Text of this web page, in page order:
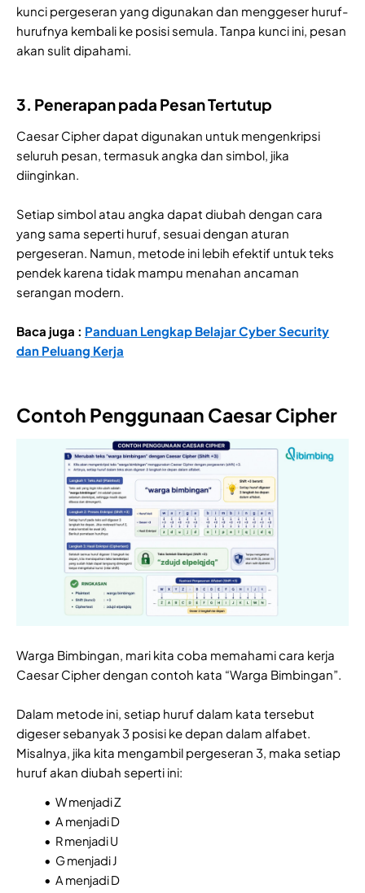
kunci pergeseran yang digunakan dan menggeser huruf-
hurufnya kembali ke posisi semula. Tanpa kunci ini, pesan
akan sulit dipahami.
3. Penerapan pada Pesan Tertutup
Caesar Cipher dapat digunakan untuk mengenkripsi
seluruh pesan, termasuk angka dan simbol, jika
diinginkan.
Setiap simbol atau angka dapat diubah dengan cara
yang sama seperti huruf, sesuai dengan aturan
pergeseran. Namun, metode ini lebih efektif untuk teks
pendek karena tidak mampu menahan ancaman
serangan modern.
Baca juga : Panduan Lengkap Belajar Cyber Security
dan Peluang Kerja
Contoh Penggunaan Caesar Cipher
Warga Bimbingan, mari kita coba memahami cara kerja
Caesar Cipher dengan contoh kata “Warga Bimbingan”.
Dalam metode ini, setiap huruf dalam kata tersebut
digeser sebanyak 3 posisi ke depan dalam alfabet.
Misalnya, jika kita mengambil pergeseran 3, maka setiap
huruf akan diubah seperti ini:
W menjadi Z
A menjadi D
R menjadi U
G menjadi J
A menjadi D